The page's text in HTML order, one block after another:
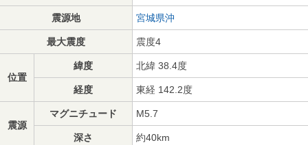
震源地 宮城県沖
最大震度 震度4
位置
緯度 北緯 38.4度
経度 東経 142.2度
震源
マグニチュード M5.7
深さ 約40km